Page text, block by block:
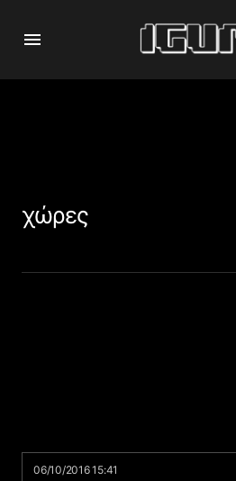
χώρες
06/10/2016 15:41